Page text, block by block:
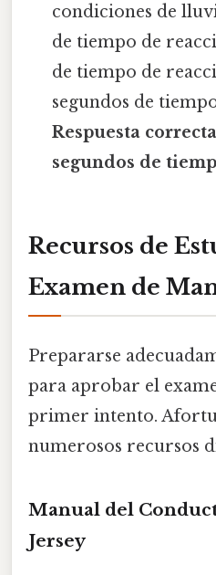
condiciones de
de tiempo de
de tiempo de
segundos de
Respuesta
segundos de
Recursos de
Examen de
Prepararse
para aprobar el
primer intento.
numerosos recursos
Manual del
Jersey